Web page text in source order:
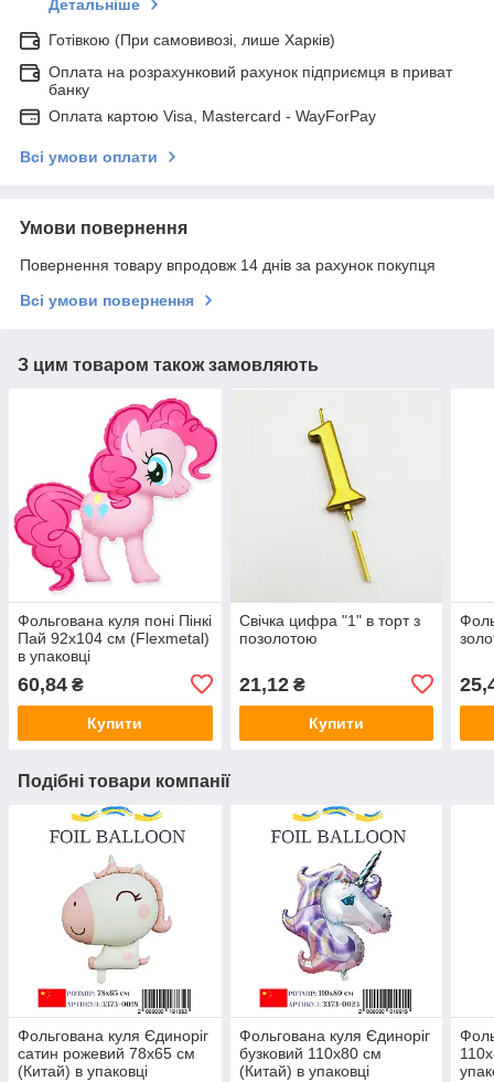
Детальніше
Готівкою (При самовивозі, лише Харків)
Оплата на розрахунковий рахунок підприємця в приват
банку
Оплата картою Visa, Mastercard - WayForPay
Всі умови оплати
Умови повернення
Повернення товару впродовж 14 днів за рахунок покупця
Всі умови повернення
З цим товаром також замовляють
Фольгована куля поні Пінкі
Пай 92х104 см (Flexmetal)
в упаковці
60,84 ₴
Купити
Свічка цифра "1" в торт з
позолотою
21,12₴
Купити
Подібні товари компанії
Фольгована куля Єдиноріг
сатин рожевий 78х65 см
(Китай) в упаковці
Фольгована куля Єдиноріг
бузковий 110х80 см
(Китай) в упаковці